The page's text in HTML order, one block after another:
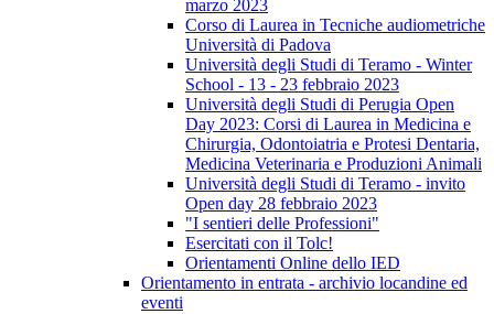
marzo 2023
Corso di Laurea in Tecniche audiometriche
Università di Padova
Università degli Studi di Teramo - Winter
School - 13 - 23 febbraio 2023
Università degli Studi di Perugia Open
Day 2023: Corsi di Laurea in Medicina e
Chirurgia, Odontoiatria e Protesi Dentaria,
Medicina Veterinaria e Produzioni Animali
Università degli Studi di Teramo - invito
Open day 28 febbraio 2023
"I sentieri delle Professioni"
Esercitati con il Tolc!
Orientamenti Online dello IED
Orientamento in entrata - archivio locandine ed
eventi